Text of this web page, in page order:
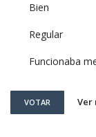
Bien
Regular
Funcionaba
VOTAR Ver